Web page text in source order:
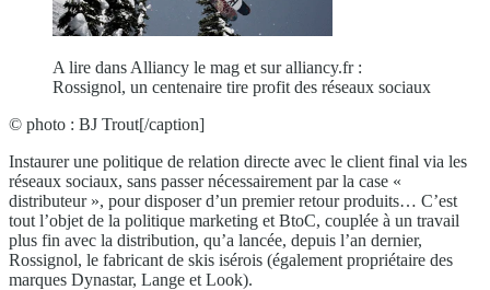
A lire dans Alliancy le mag et sur alliancy.fr :
Rossignol, un centenaire tire profit des réseaux sociaux
© photo : BJ Trout[/caption]
Instaurer une politique de relation directe avec le client final via les
réseaux sociaux, sans passer nécessairement par la case «
distributeur », pour disposer d’un premier retour produits… C’est
tout l’objet de la politique marketing et BtoC, couplée à un travail
plus fin avec la distribution, qu’a lancée, depuis l’an dernier,
Rossignol, le fabricant de skis isérois (également propriétaire des
marques Dynastar, Lange et Look).